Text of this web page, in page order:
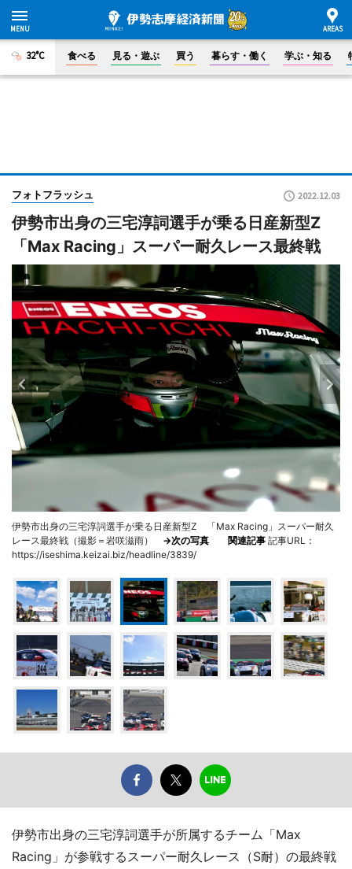
32°C 食べる 見る・遊ぶ 買う 暮らす・働く 学ぶ・知る
フォトフラッシュ 2022.12.03
伊勢市出身の三宅淳詞選手が乗る日産新型Z
「Max Racing」スーパー耐久レース最終戦
伊勢市出身の三宅淳詞選手が乗る日産新型Z 「Max Racing」スーパー耐久
レース最終戦（撮影＝岩咲滋雨） →次の写真 関連記事 記事URL：
https://iseshima.keizai.biz/headline/3839/
伊勢市出身の三宅淳詞選手が所属するチーム「Max
Racing」が参戦するスーパー耐久レース（S耐）の最終戦